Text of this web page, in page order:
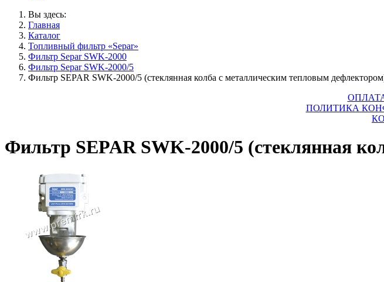
Вы здесь:
Главная
Каталог
Топливный фильтр «Separ»
Фильтр Separ SWK-2000
Фильтр Separ SWK-2000/5
Фильтр SEPAR SWK-2000/5 (стеклянная колба с металлическим тепловым
ПОЛИТИКА
Фильтр SEPAR SWK-2000/5 (стеклянная